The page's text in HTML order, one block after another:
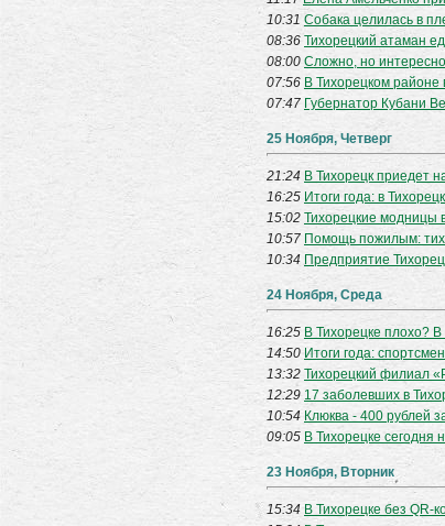
10:31 Собака целилась в
08:36 Тихорецкий атаман
08:00 Сложно, но
07:56 В Тихорецком районе
07:47 Губернатор Кубани
25 Ноября, Четверг
21:24 В Тихорецк приедет
16:25 Итоги года: в
15:02 Тихорецкие модницы
10:57 Помощь пожилым:
10:34 Предприятие
24 Ноября, Среда
16:25 В Тихорецке плохо?
14:50 Итоги года:
13:32 Тихорецкий филиал
12:29 17 заболевших в
10:54 Клюква - 400 рублей
09:05 В Тихорецке сегодня
23 Ноября, Вторник
15:34 В Тихорецке без QR-